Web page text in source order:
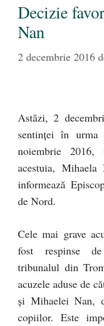
Decizie
Nan
2 decembrie 2016
Astăzi, 2
sentinței în
noiembrie
acestuia,
informează
de Nord.
Cele mai grave
fost respinse
tribunalul din
acuzele aduse de
și Mihaelei Nan,
copiilor. Este